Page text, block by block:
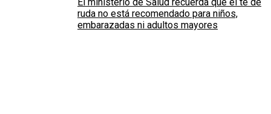
ruda no está recomendado para niños,
embarazadas ni adultos mayores